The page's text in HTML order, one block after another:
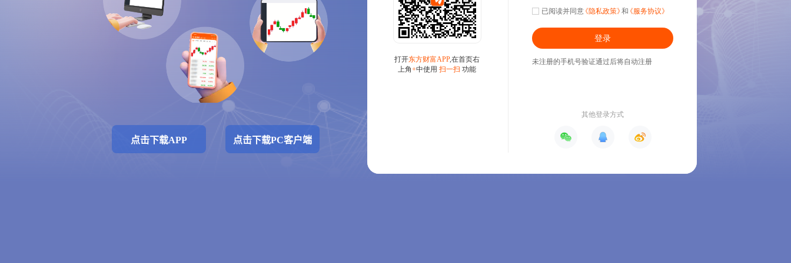
点击下载APP 点击下载PC客户端